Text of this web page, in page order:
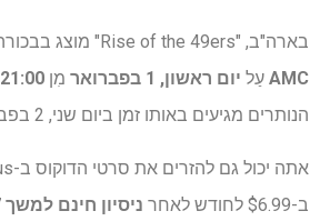
בארה"ב, "Rise of the 49ers" מוצג בבכורה עם כותרת כפולה
AMC עַל יום ראשון, 1 בפברואר מִן 21:00 ET/PT
הנותרים מגיעים באותו זמן ביום שני, 2 בפברואר.
ב-$6.99 לחודש לאחר
ניסיון חינם למשך 7 ימים